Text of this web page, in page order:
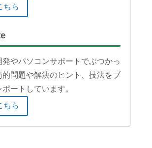
ちら
やパソコンサポートでぶつかっ
的問題や解決のヒント、技法をブ
ートしています。
ちら